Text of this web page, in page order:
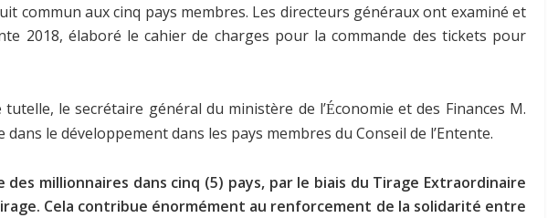
commun aux cinq pays membres. Les directeurs généraux ont examiné et
2018, élaboré le cahier de charges pour la commande des tickets pour
le secrétaire général du ministère de l’Économie et des Finances M.
le développement dans les pays membres du Conseil de l’Entente.
millionnaires dans cinq (5) pays, par le biais du Tirage Extraordinaire
Cela contribue énormément au renforcement de la solidarité entre